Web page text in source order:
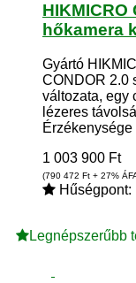
HIKMICRO
hőkamera
Gyártó
CONDOR 2.0
változata, egy
lézeres
1 003 900 Ft
(790 472 Ft + 27%
Hűségpont:
Legnépszerűbb